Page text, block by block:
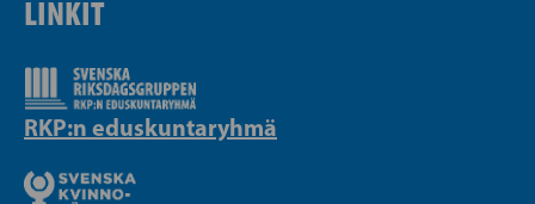
LINKIT
RKP:n eduskuntaryhmä